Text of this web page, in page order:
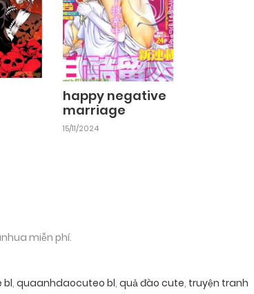
happy negative
marriage
15/11/2024
miễn phí.
bl, quaanhdaocuteo bl, quả đào cute, truyện tranh